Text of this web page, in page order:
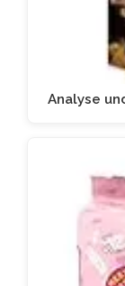
Analyse